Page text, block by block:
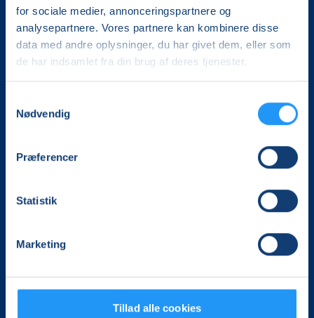
for sociale medier, annonceringspartnere og
analysepartnere. Vores partnere kan kombinere disse
data med andre oplysninger, du har givet dem, eller som
de har indsamlet fra din brug af deres tjenester.
Nødvendig
Præferencer
Statistik
Marketing
Tillad alle cookies
Det, der er vigtigt for samfundet, er vigtigt for os
Vi skaber rammerne for meningsfulde møder mellem
mere end 100.000 deltagere i hele landet med kurser,
6623 Vorbasse
Tlf. 21434148
kongeaa@lof.dk
Følg os på Facebook